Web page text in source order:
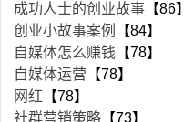
成功人士的创业故事 【86】
创业小故事案例
【84】
自媒体怎么赚钱 【78】
自媒体运营 【78】
网红 【78】
社群营销策略 【73】